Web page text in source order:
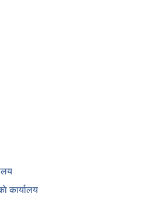
कार्यालय